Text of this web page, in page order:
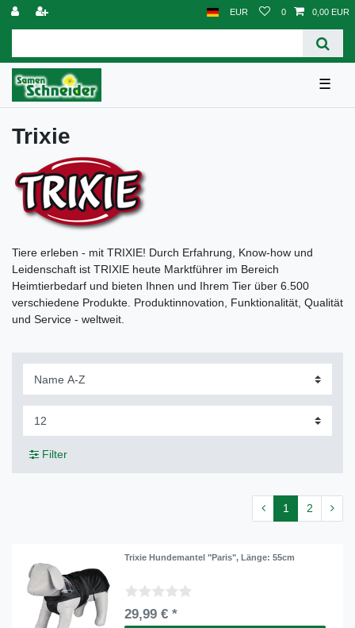
EUR 0 0,00 EUR
☰
Trixie
Tiere erleben - mit TRIXIE! Durch Erfahrung, Know-how und
Leidenschaft ist TRIXIE heute Marktführer im Bereich
Heimtierbedarf und bieten Ihnen und Ihrem Tier über 6.500
verschiedene Produkte. Produktinnovation, Funktionalität, Qualität
und Service - weltweit.
Filter
1 2
Trixie Hundemantel "Paris", Länge: 55cm
29,99 € *